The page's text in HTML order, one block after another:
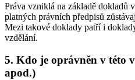
Práva vzniklá na základě dokladů
platných právních předpisů
Mezi takové doklady patří i
vzdělání.
5. Kdo je oprávněn v této
apod.)